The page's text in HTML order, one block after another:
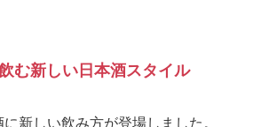
む新しい日本酒スタイル
新しい飲み方が登場しました。